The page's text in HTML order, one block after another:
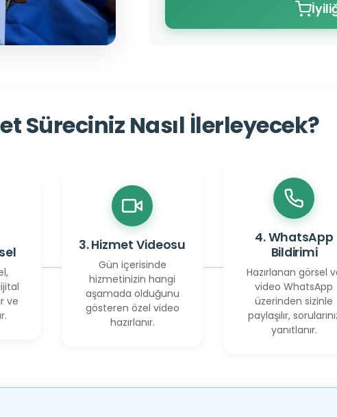
Süreciniz Nasıl İlerleyecek?
ve
3. Hizmet Videosu
Gün içerisinde
hizmetinizin hangi
aşamada olduğunu
gösteren özel video
hazırlanır.
4. WhatsApp
Bildirimi
Hazırlanan görsel
video WhatsApp
üzerinden sizinle
paylaşılır,
yanıtlanır.